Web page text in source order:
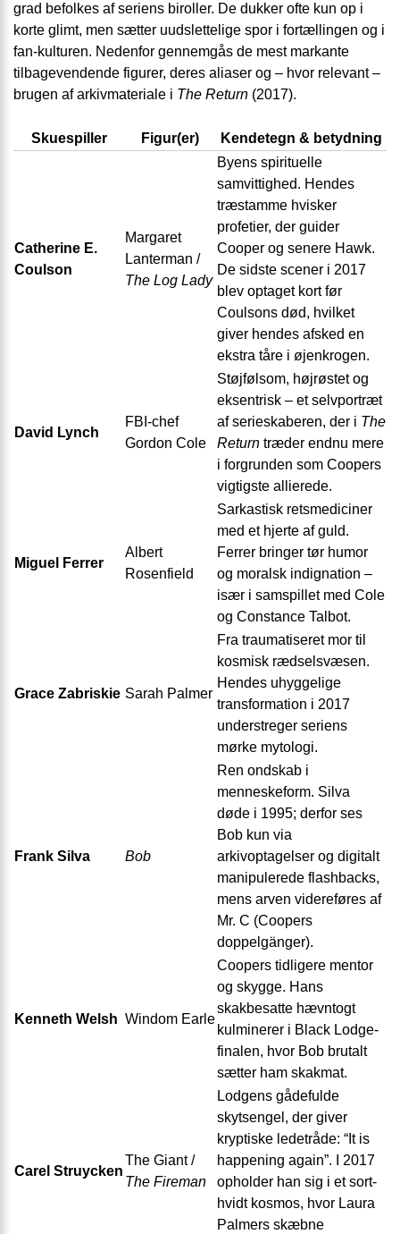
grad befolkes af seriens biroller. De dukker ofte kun op i
korte glimt, men sætter uudslettelige spor i fortællingen og i
fan-kulturen. Nedenfor gennemgås de mest markante
tilbagevendende figurer, deres aliaser og – hvor relevant –
brugen af arkivmateriale i The Return (2017).
Skuespiller Figur(er) Kendetegn & betydning
Catherine E.
Coulson
Margaret
Lanterman /
The Log Lady
Byens spirituelle
samvittighed. Hendes
træstamme hvisker
profetier, der guider
Cooper og senere Hawk.
De sidste scener i 2017
blev optaget kort før
Coulsons død, hvilket
giver hendes afsked en
ekstra tåre i øjenkrogen.
David Lynch
FBI-chef
Gordon Cole
Støjfølsom, højrøstet og
eksentrisk – et selvportræt
af serieskaberen, der i The
Return træder endnu mere
i forgrunden som Coopers
vigtigste allierede.
Miguel Ferrer
Albert
Rosenfield
Sarkastisk retsmediciner
med et hjerte af guld.
Ferrer bringer tør humor
og moralsk indignation –
især i samspillet med Cole
og Constance Talbot.
Grace Zabriskie Sarah Palmer
Fra traumatiseret mor til
kosmisk rædselsvæsen.
Hendes uhyggelige
transformation i 2017
understreger seriens
mørke mytologi.
Frank Silva Bob
Ren ondskab i
menneskeform. Silva
døde i 1995; derfor ses
Bob kun via
arkivoptagelser og digitalt
manipulerede flashbacks,
mens arven videreføres af
Mr. C (Coopers
doppelgänger).
Kenneth Welsh Windom Earle
Coopers tidligere mentor
og skygge. Hans
skakbesatte hævntogt
kulminerer i Black Lodge-
finalen, hvor Bob brutalt
sætter ham skakmat.
Carel Struycken
The Giant /
The Fireman
Lodgens gådefulde
skytsengel, der giver
kryptiske ledetråde: “It is
happening again”. I 2017
opholder han sig i et sort-
hvidt kosmos, hvor Laura
Palmers skæbne